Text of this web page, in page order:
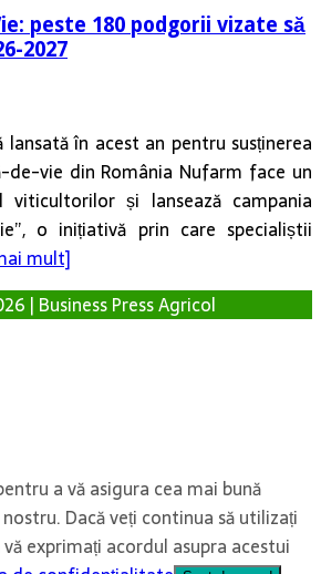
peste 180 podgorii vizate să
2027
lansată în acest an pentru susținerea
vie din România Nufarm face un
și lansează campania
o inițiativă prin care specialiștii
mult]
| Business Press Agricol
a vă asigura cea mai bună
Dacă veți continua să utilizați
exprimați acordul asupra acestui